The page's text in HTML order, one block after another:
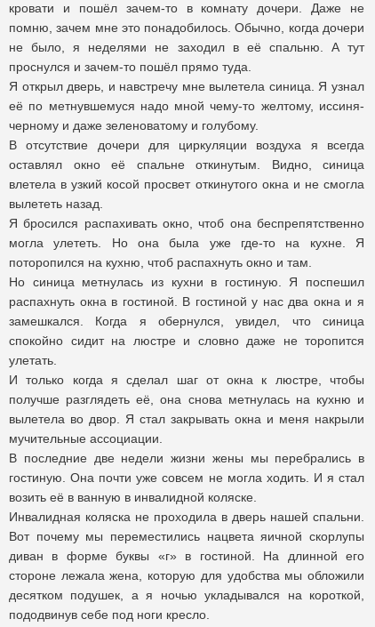
кровати и пошёл зачем-то в комнату дочери. Даже не
помню, зачем мне это понадобилось. Обычно, когда дочери
не было, я неделями не заходил в её спальню. А тут
проснулся и зачем-то пошёл прямо туда.
Я открыл дверь, и навстречу мне вылетела синица. Я узнал
её по метнувшемуся надо мной чему-то желтому, иссиня-
черному и даже зеленоватому и голубому.
В отсутствие дочери для циркуляции воздуха я всегда
оставлял окно её спальне откинутым. Видно, синица
влетела в узкий косой просвет откинутого окна и не смогла
вылететь назад.
Я бросился распахивать окно, чтоб она беспрепятственно
могла улететь. Но она была уже где-то на кухне. Я
поторопился на кухню, чтоб распахнуть окно и там.
Но синица метнулась из кухни в гостиную. Я поспешил
распахнуть окна в гостиной. В гостиной у нас два окна и я
замешкался. Когда я обернулся, увидел, что синица
спокойно сидит на люстре и словно даже не торопится
улетать.
И только когда я сделал шаг от окна к люстре, чтобы
получше разглядеть её, она снова метнулась на кухню и
вылетела во двор. Я стал закрывать окна и меня накрыли
мучительные ассоциации.
В последние две недели жизни жены мы перебрались в
гостиную. Она почти уже совсем не могла ходить. И я стал
возить её в ванную в инвалидной коляске.
Инвалидная коляска не проходила в дверь нашей спальни.
Вот почему мы переместились нацвета яичной скорлупы
диван в форме буквы «г» в гостиной. На длинной его
стороне лежала жена, которую для удобства мы обложили
десятком подушек, а я ночью укладывался на короткой,
пододвинув себе под ноги кресло.